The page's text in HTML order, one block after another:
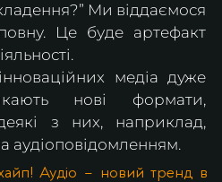
Ми віддаємося
Це буде артефакт
медіа дуже
нові формати,
з них, наприклад,
аудіоповідомленням.
Аудіо – новий тренд в